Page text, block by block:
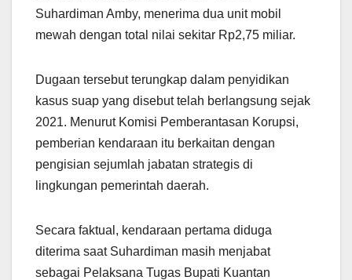
Suhardiman Amby, menerima dua unit mobil
mewah dengan total nilai sekitar Rp2,75 miliar.
Dugaan tersebut terungkap dalam penyidikan
kasus suap yang disebut telah berlangsung sejak
2021. Menurut Komisi Pemberantasan Korupsi,
pemberian kendaraan itu berkaitan dengan
pengisian sejumlah jabatan strategis di
lingkungan pemerintah daerah.
Secara faktual, kendaraan pertama diduga
diterima saat Suhardiman masih menjabat
sebagai Pelaksana Tugas Bupati Kuantan